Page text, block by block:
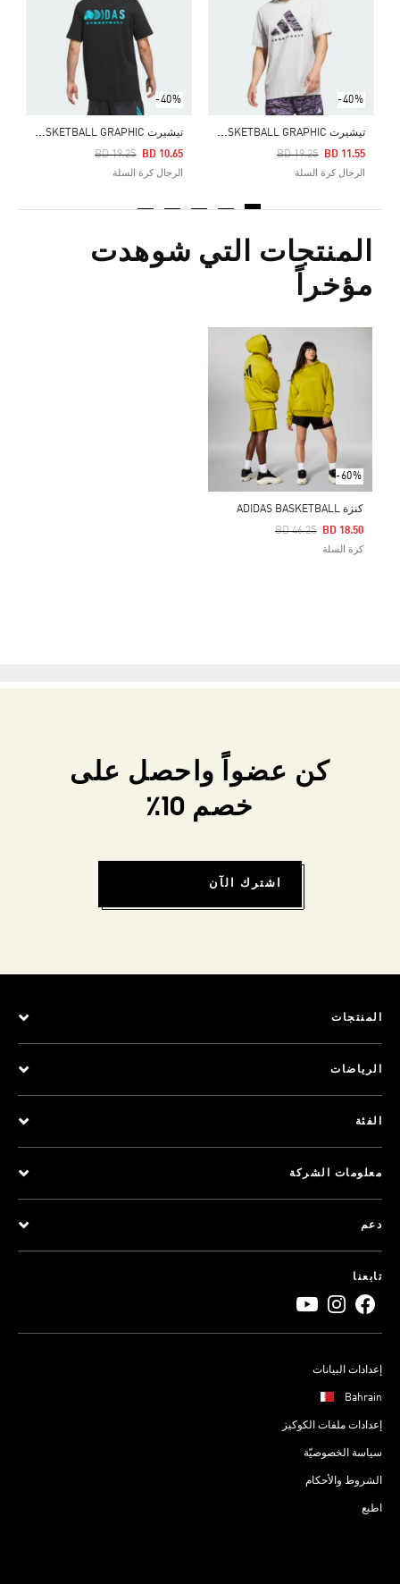
-40%
ت
يشيرت ADIDAS BASKETBALL GRAPHIC
Price Reduced From
BD 19.25
To BD 11.55
الرجال كرة السلة
-40%
ت
يشيرت ADIDAS BASKETBALL GRAPHIC
Price Reduced From
BD 19.25
To BD 10.65
الرجال كرة السلة
المنتجات التي شوهدت
مؤخراً
-60%
كنزة ADIDAS BASKETBALL
Price Reduced From
BD 46.25
To BD 18.50
كرة السلة
كن عضواً واحصل على
خصم 10٪
اشترك الآن
المنتجات
الرياضات
الفئة
معلومات الشركة
دعم
تابعنا
إعدادات البيانات
Bahrain
إعدادات ملفات الكوكيز
سياسة الخصوصيّة
الشروط والأحكام
اطبع